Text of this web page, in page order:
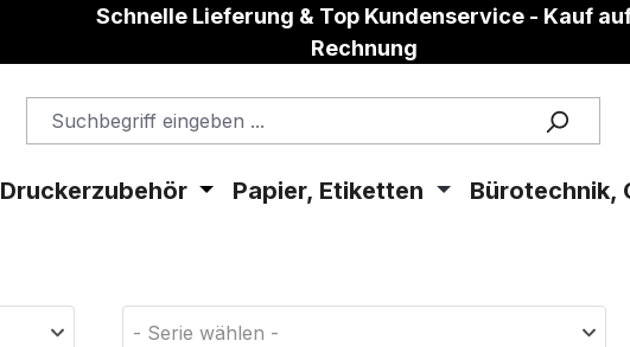
Schnelle Lieferung & Top Kundenservice - Kauf
Rechnung
Druckerzubehör Papier, Etiketten Bürotechnik,
- Serie wählen -